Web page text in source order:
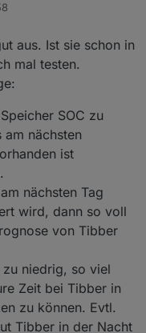
min. Preis,
vorhersagt und die
SOC ist.
am
einstellbaren SOC
integriert.
aus. Ist sie schon in
mal testen.
SOC zu
nächsten
ist
nächsten Tag
wird, dann so voll
von Tibber
zu niedrig, so viel
Zeit bei Tibber in
zu können. Evtl.
Tibber in der Nacht